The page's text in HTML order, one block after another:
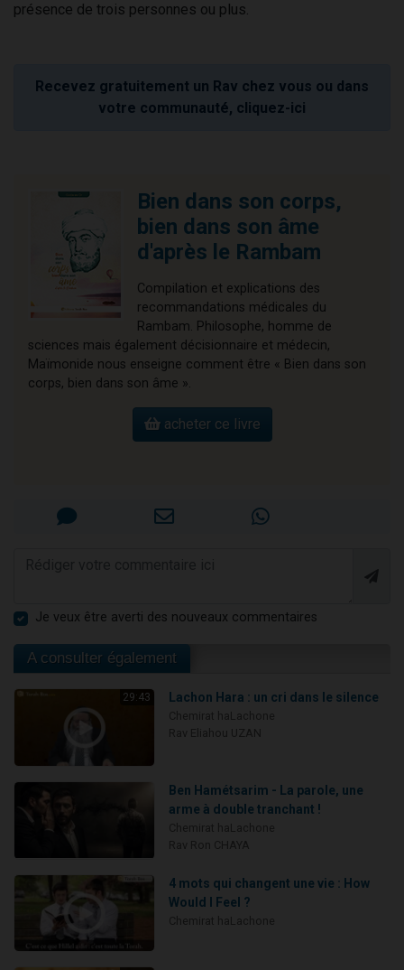
présence de trois personnes ou plus.
Recevez gratuitement un Rav chez vous ou dans
votre communauté, cliquez-ici
Bien dans son corps,
bien dans son âme
d'après le Rambam
Compilation et explications des
recommandations médicales du
Rambam. Philosophe, homme de
sciences mais également décisionnaire et médecin,
Maïmonide nous enseigne comment être « Bien dans son
corps, bien dans son âme ».
acheter ce livre
Je veux être averti des nouveaux commentaires
A consulter également
29:43 Lachon Hara : un cri dans le silence
Ben Hamétsarim - La parole, une
arme à double tranchant !
4 mots qui changent une vie : How
Would I Feel ?